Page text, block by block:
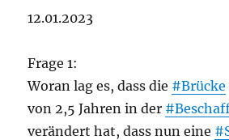
12.01.2023
Frage 1:
Woran lag es, dass die #Brücke
von 2,5 Jahren in der
verändert hat, dass nun eine